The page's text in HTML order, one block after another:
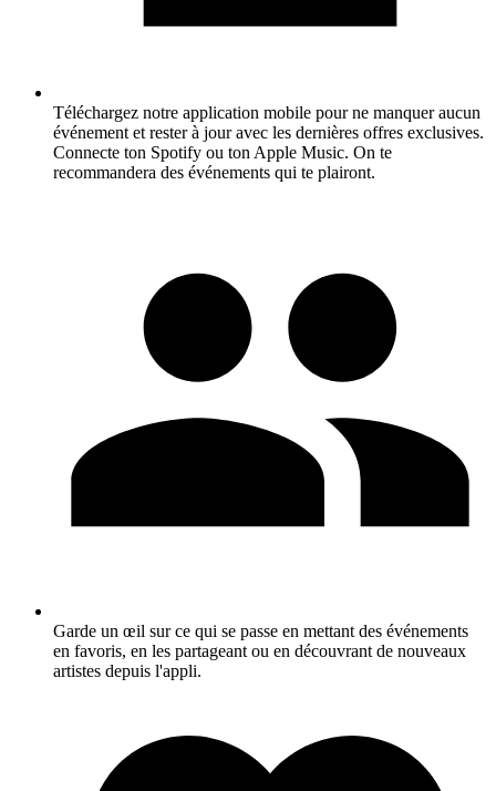
Téléchargez notre application mobile pour ne manquer aucun
événement et rester à jour avec les dernières offres exclusives.
Connecte ton Spotify ou ton Apple Music. On te
recommandera des événements qui te plairont.
Garde un œil sur ce qui se passe en mettant des événements
en favoris, en les partageant ou en découvrant de nouveaux
artistes depuis l'appli.